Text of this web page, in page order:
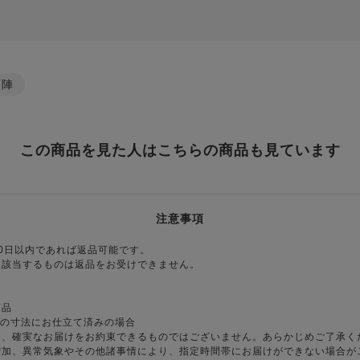
この商品を見た人はこちらの商品も見ています
注意事項
以内であれば返品可能です。
当するものは返品をお受けできません。
寸法にお仕立て済みの場合
確実なお届けをお約束できるものではございません。あらかじめご了承く
、異常気象やその他諸事情により、指定時間帯にお届けができない場合が